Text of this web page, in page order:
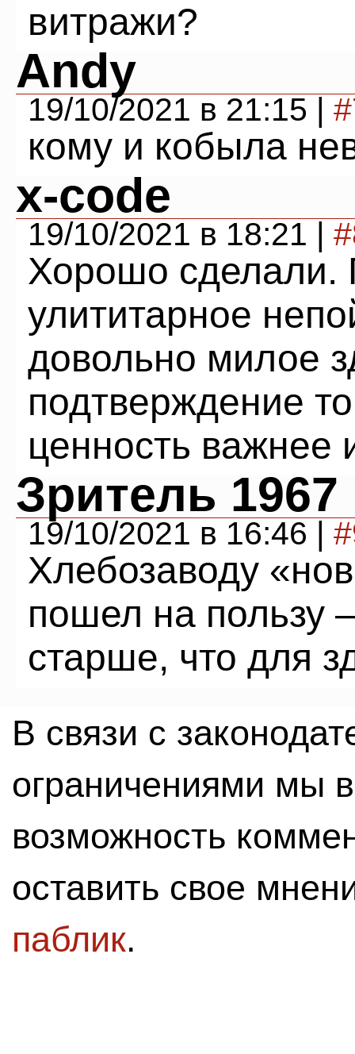
витражи?
Andy
19/10/2021 в 21:15 |
кому и кобыла
x-code
19/10/2021 в 18:21 |
Хорошо сделали.
улититарное
довольно милое
подтверждение
ценность важнее
Зритель 1967
19/10/2021 в 16:46 |
Хлебозаводу
пошел на пользу
старше, что для
В связи с
ограничениями мы
возможность
оставить свое
паблик.